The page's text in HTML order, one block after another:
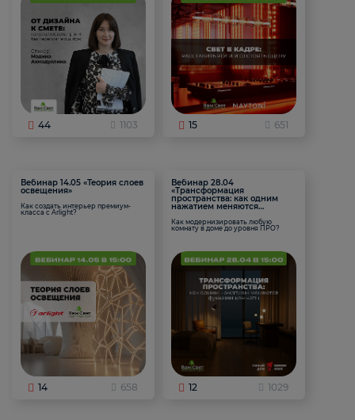
44 1103 15 651
Вебинар 14.05 «Теория слоев
освещения»
Как создать интерьер премиум-
класса с Arlight?
14 658
Вебинар 28.04
«Трансформация
пространства: как одним
нажатием меняются
Как модернизировать любую
комнату в доме до уровня ПРО?
12 1029